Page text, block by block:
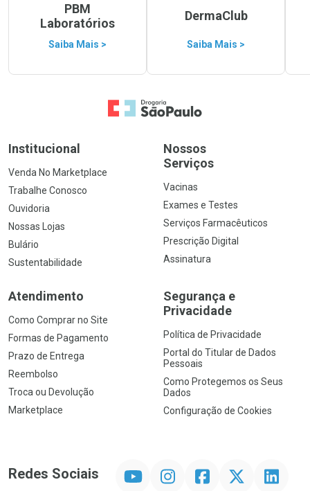
PBM
Laboratórios
Saiba Mais >
DermaClub
Saiba Mais >
Ir para a Home
Institucional
Venda No Marketplace
Trabalhe Conosco
Ouvidoria
Nossas Lojas
Bulário
Sustentabilidade
Nossos
Serviços
Vacinas
Exames e Testes
Serviços Farmacêuticos
Prescrição Digital
Assinatura
Atendimento
Como Comprar no Site
Formas de Pagamento
Prazo de Entrega
Reembolso
Troca ou Devolução
Marketplace
Segurança e
Privacidade
Política de Privacidade
Portal do Titular de Dados
Pessoais
Como Protegemos os Seus
Dados
Configuração de Cookies
Redes Sociais InstagramFacebookTwitter Linkedin